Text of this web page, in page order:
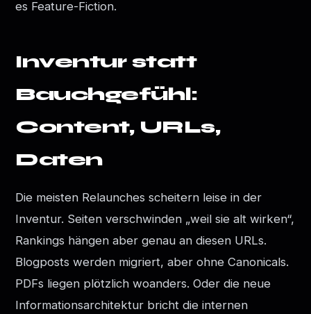
es Feature-Fiction.
Inventur statt
Bauchgefühl:
Content, URLs,
Daten
Die meisten Relaunches scheitern leise in der
Inventur. Seiten verschwinden „weil sie alt wirken“,
Rankings hängen aber genau an diesen URLs.
Blogposts werden migriert, aber ohne Canonicals.
PDFs liegen plötzlich woanders. Oder die neue
Informationsarchitektur bricht die internen